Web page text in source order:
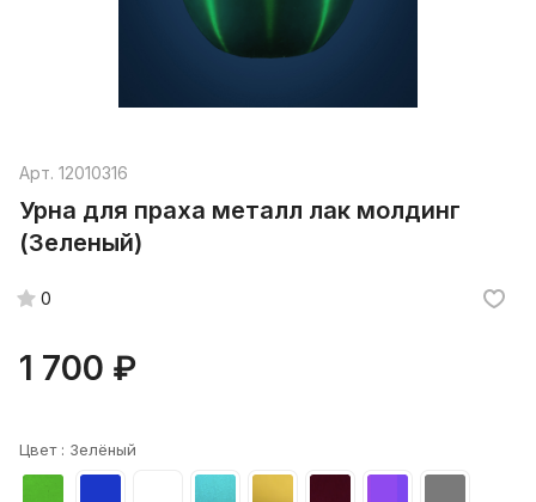
Арт. 12010316
Урна для праха металл лак молдинг
(Зеленый)
0
1 700 ₽
Цвет : Зелёный